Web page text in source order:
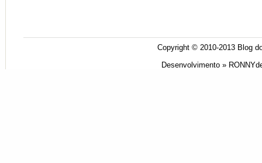
Copyright © 2010-2013 Blog
Desenvolvimento »